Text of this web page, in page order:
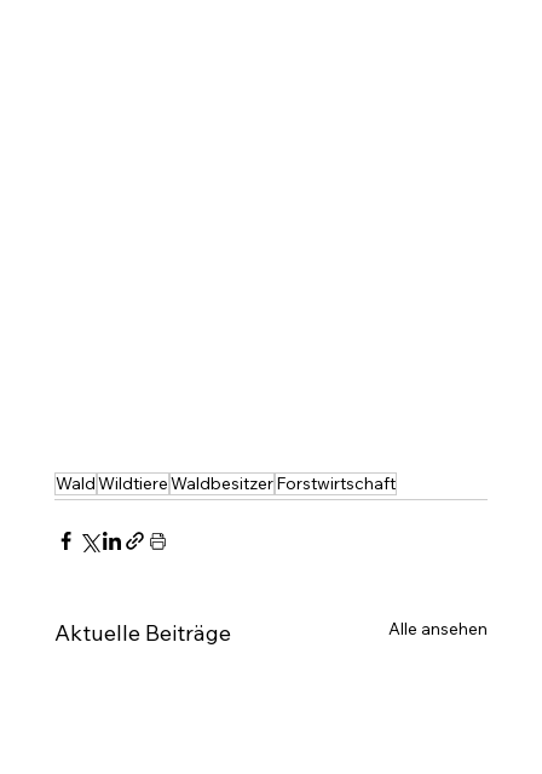
WaldWildtiereWaldbesitzerForstwirtschaft
Aktuelle Beiträge Alle ansehen